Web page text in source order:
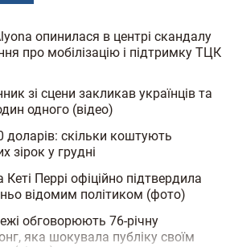
опинилася в центрі скандалу
про мобілізацію і підтримку ТЦК
зі сцени закликав українців та
одного (відео)
доларів: скільки коштують
зірок у грудні
Кеті Перрі офіційно підтвердила
відомим політиком (фото)
обговорюють 76-річну
яка шокувала публіку своїм